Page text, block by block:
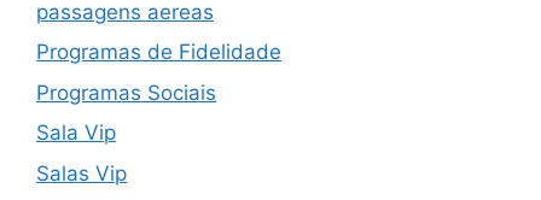
passagens aereas
Programas de Fidelidade
Programas Sociais
Sala Vip
Salas Vip